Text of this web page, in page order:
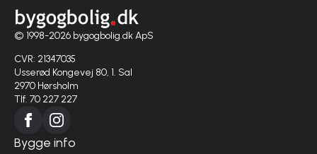
© 1998-2026 bygogbolig.dk ApS
CVR: 21347035
Usserød Kongevej 80, 1. Sal
2970 Hørsholm
Tlf. 70 227 227
Bygge info